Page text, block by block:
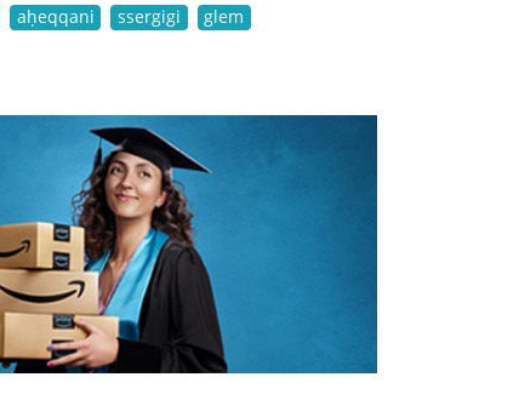
aḥeqqani ssergigi glem